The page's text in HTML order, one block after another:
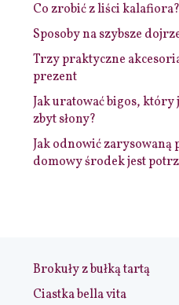
Co zrobić z liści
Sposoby na szybsze
Trzy praktyczne
prezent
Jak uratować bigos,
zbyt słony?
Jak odnowić zarysowaną
domowy środek jest
Brokuły z bułką tartą
Ciastka bella vita